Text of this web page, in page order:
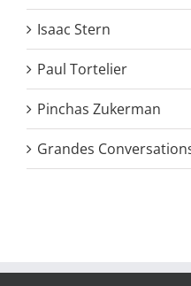
Isaac Stern
Paul Tortelier
Pinchas Zukerman
Grandes